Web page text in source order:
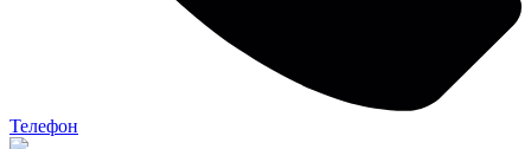
Телефон